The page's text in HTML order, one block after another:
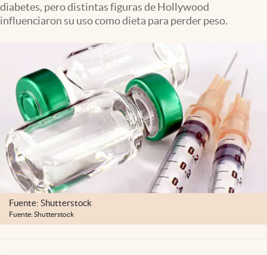
Lifestyle
diabetes, pero distintas figuras de Hollywood
influenciaron su uso como dieta para perder peso.
Fuente: Shutterstock
Fuente: Shutterstock